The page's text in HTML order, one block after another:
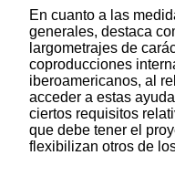
En cuanto a las
generales, destaca
largometrajes de
coproducciones
iberoamericanos, al
acceder a estas
ciertos requisitos
que debe tener el
flexibilizan otros de